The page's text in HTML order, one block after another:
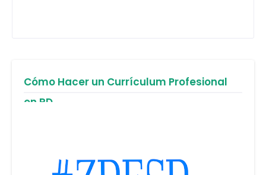
Cómo Hacer un Currículum Profesional
en RD